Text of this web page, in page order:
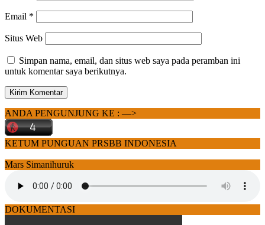
Email *
Situs Web
Simpan nama, email, dan situs web saya pada peramban ini
untuk komentar saya berikutnya.
ANDA PENGUNJUNG KE : —>
KETUM PUNGUAN PRSBB INDONESIA
Mars Simanihuruk
DOKUMENTASI